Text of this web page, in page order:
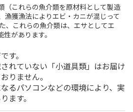
（これらの魚介類を原材料として製造
漁獲漁法によりエビ・カニが混じって
、これらの魚介類は、エサとしてエ
があります。
す。
れていない「小道具類」はお届け
りません。
るパソコンなどの環境により、実
ます。